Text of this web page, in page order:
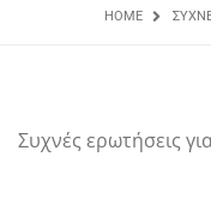
HOME
Συχνές ερωτήσεις